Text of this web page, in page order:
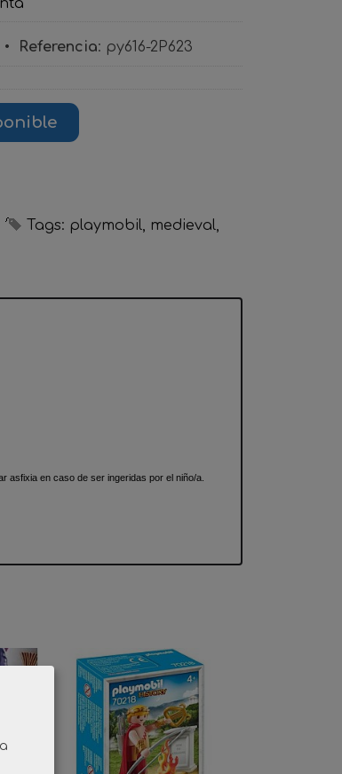
• Referencia: py616-2P623
Tags: playmobil
medieval
asfixia en caso de ser ingeridas por el niño/a.